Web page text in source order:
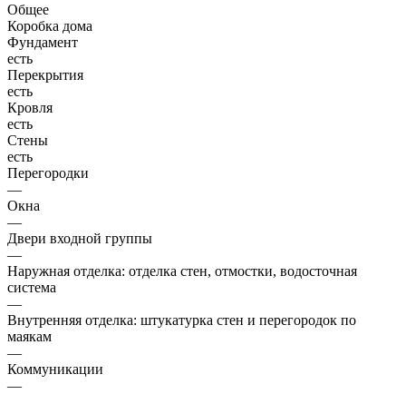
Общее
Коробка дома
Фундамент
есть
Перекрытия
есть
Кровля
есть
Стены
есть
Перегородки
—
Окна
—
Двери входной группы
—
Наружная отделка: отделка стен, отмостки, водосточная
система
—
Внутренняя отделка: штукатурка стен и перегородок по
маякам
—
Коммуникации
—